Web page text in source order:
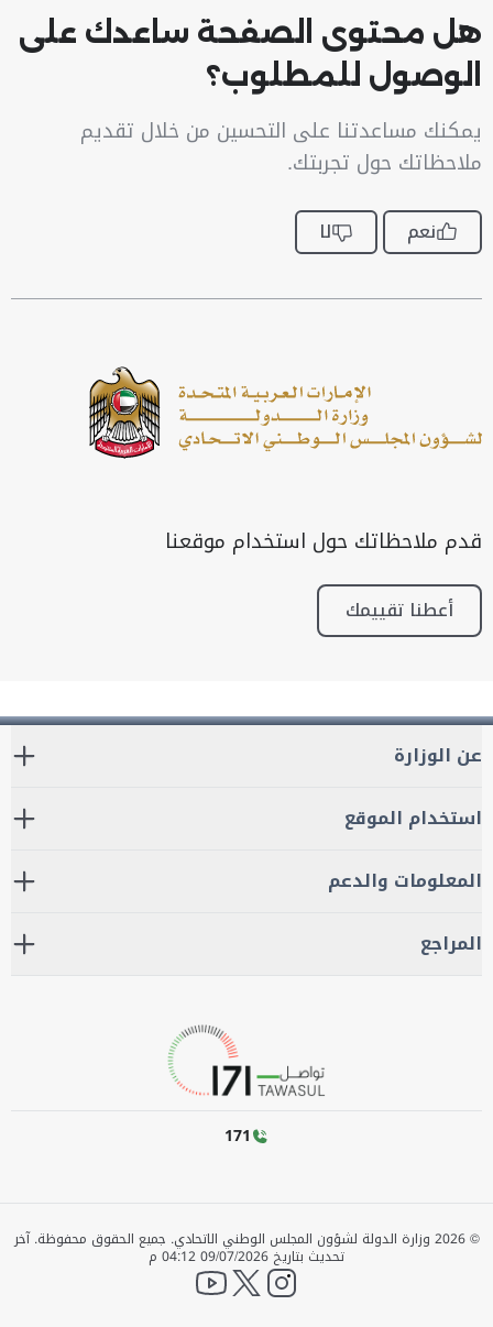
هل محتوى الصفحة ساعدك على
الوصول للمطلوب؟
يمكنك مساعدتنا على التحسين من خلال تقديم
ملاحظاتك حول تجربتك.
نعم لا
قدم ملاحظاتك حول استخدام موقعنا
أعطنا تقييمك
عن الوزارة
استخدام الموقع
المعلومات والدعم
المراجع
171
©
2026 وزارة الدولة لشؤون المجلس الوطني الاتحادي. جميع الحقوق محفوظة.آخر
تحديث بتاريخ 09/07/2026 04:12 م
instagram
twitter
YouTube